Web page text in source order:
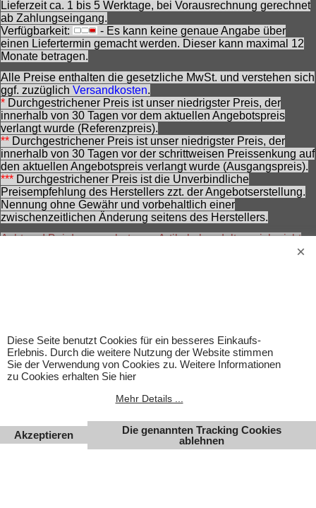
Lieferzeit ca. 1 bis 5 Werktage, bei Vorausrechnung gerechnet
ab Zahlungseingang.
Verfügbarkeit:
- Es kann keine genaue Angabe über
einen Liefertermin gemacht werden. Dieser kann maximal 12
Monate betragen.
Alle Preise enthalten die gesetzliche MwSt. und verstehen sich
ggf. zuzüglich Versandkosten.
* Durchgestrichener Preis ist unser niedrigster Preis, der
innerhalb von 30 Tagen vor dem aktuellen Angebotspreis
verlangt wurde (Referenzpreis).
** Durchgestrichener Preis ist unser niedrigster Preis, der
innerhalb von 30 Tagen vor der schrittweisen Preissenkung auf
den aktuellen Angebotspreis verlangt wurde (Ausgangspreis).
*** Durchgestrichener Preis ist die Unverbindliche
Preisempfehlung des Herstellers zzt. der Angebotserstellung.
Nennung ohne Gewähr und vorbehaltlich einer
zwischenzeitlichen Änderung seitens des Herstellers.
Achtung! Bei den angebotenen Artikeln handelt es sich nicht
Änderungen, Irrtümer und Zwischenverkauf vorbehalten.
Diese Seite benutzt Cookies für ein besseres Einkaufs-
Erlebnis. Durch die weitere Nutzung der Website stimmen
Sie der Verwendung von Cookies zu. Weitere Informationen
zu Cookies erhalten Sie hier
Mehr Details ...
Akzeptieren
Die genannten Tracking Cookies
ablehnen